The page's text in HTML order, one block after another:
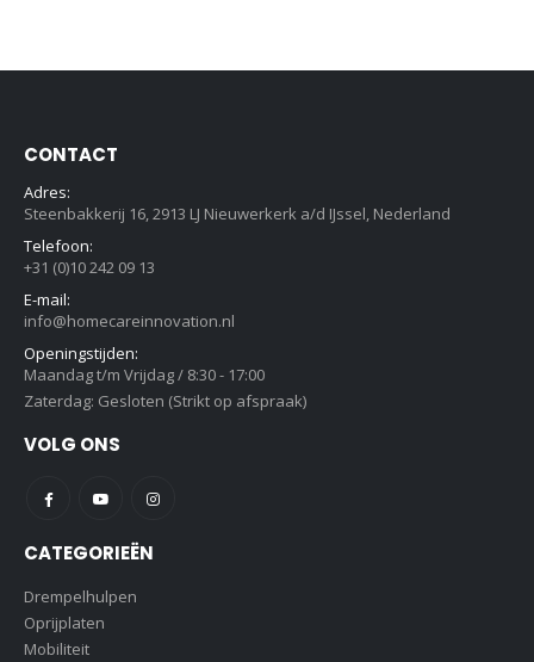
CONTACT
Adres:
Steenbakkerij 16, 2913 LJ Nieuwerkerk a/d IJssel, Nederland
Telefoon:
+31 (0)10 242 09 13
E-mail:
info@homecareinnovation.nl
Openingstijden:
Maandag t/m Vrijdag / 8:30 - 17:00
Zaterdag: Gesloten (Strikt op afspraak)
VOLG ONS
CATEGORIEËN
Drempelhulpen
Oprijplaten
Mobiliteit